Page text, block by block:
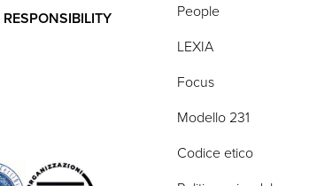
People
LEXIA
Focus
Modello 231
Codice etico